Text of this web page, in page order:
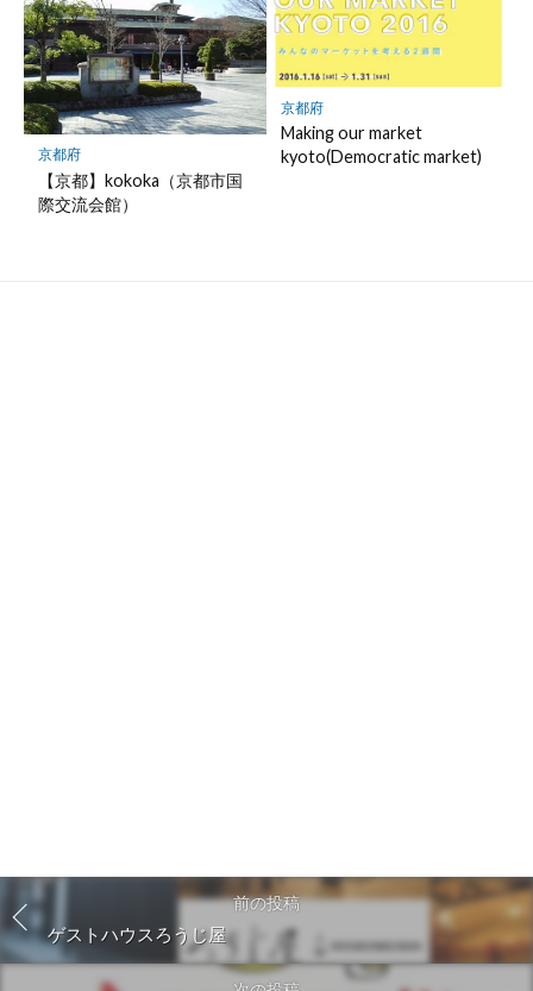
京都府
【京都】kokoka（京都市国
際交流会館）
京都府
Making our market
kyoto(Democratic market)
前の投稿
ゲストハウスろうじ屋